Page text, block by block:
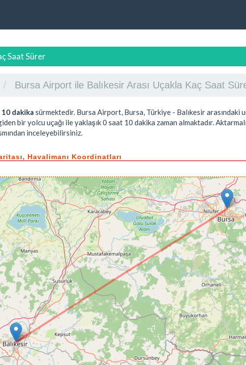
Saat Sürer
Bursa Airport ile Balıkesir Arası Uçakla Kaç Saat
10 dakika sürmektedir. Bursa Airport, Bursa, Türkiye - Balıkesir arasındaki
bir yolcu uçağı ile yaklaşık0 saat 10 dakika zaman almaktadır.
inceleyebilirsiniz.
Havalimanı Koordinatları